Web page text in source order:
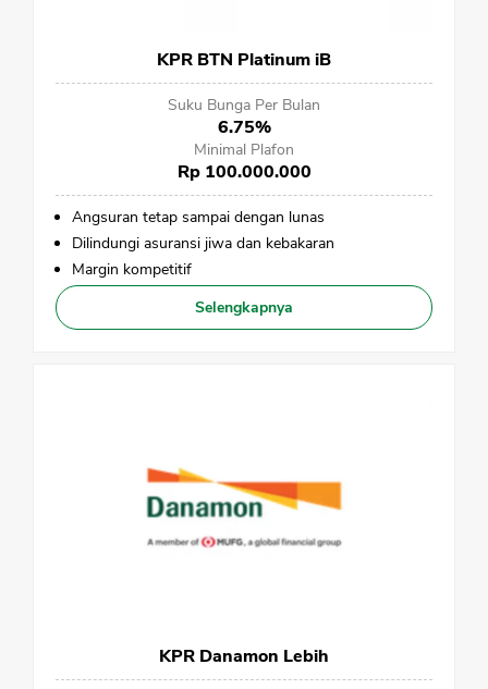
KPR BTN Platinum iB
Suku Bunga Per Bulan
6.75%
Minimal Plafon
Rp 100.000.000
Angsuran tetap sampai dengan lunas
Dilindungi asuransi jiwa dan kebakaran
Margin kompetitif
Selengkapnya
KPR Danamon Lebih